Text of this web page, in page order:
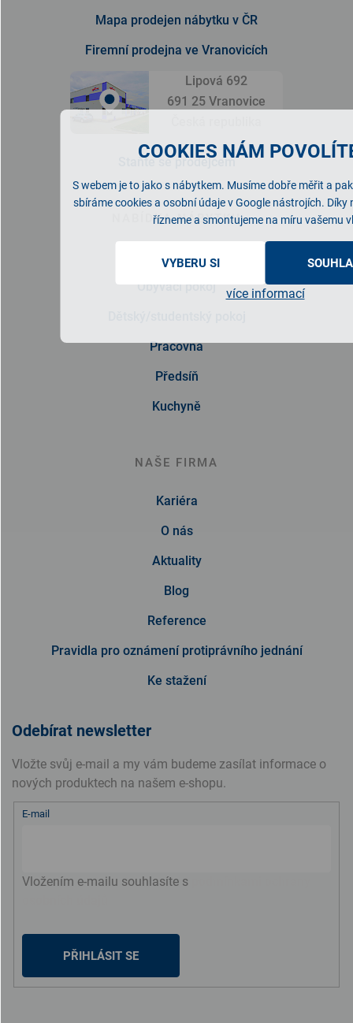
COOKIES NÁM
S webem je to jako s nábytkem. Musíme dobře měřit a
sbíráme cookies a osobní údaje v Google nástrojích. Díky
řízneme a smontujeme na míru vašemu
VYBERU SI
více informací
Mapa prodejen nábytku v ČR
Firemní prodejna ve Vranovicích
Lipová 692
691 25 Vranovice
Staňte se prodejcem
NABÍDKA NÁBYTKU
Ložnice
Obývací pokoj
Pracovna
Předsíň
Kuchyně
NAŠE FIRMA
Kariéra
O nás
Aktuality
Blog
Reference
Pravidla pro oznámení protiprávního jednání
Ke stažení
Odebírat newsletter
Vložte svůj e-mail a my vám budeme zasílat informace o
nových produktech na našem e-shopu.
E-mail
Vložením e-mailu souhlasíte s
PŘIHLÁSIT SE